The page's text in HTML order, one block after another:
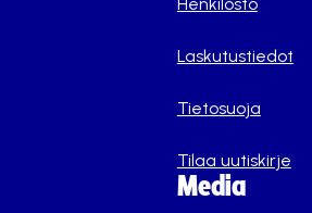
Laskutustiedot
Tietosuoja
Tilaa uutiskirje
Media